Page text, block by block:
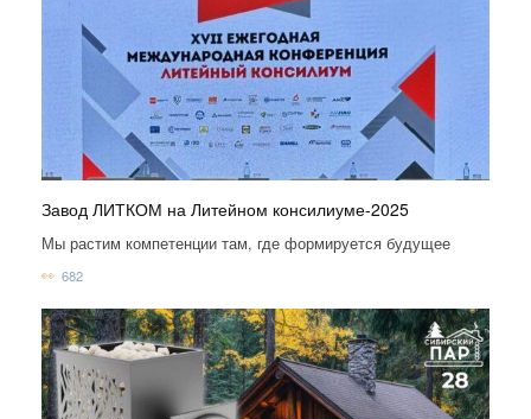
Завод ЛИТКОМ на Литейном консилиуме-2025
Мы растим компетенции там, где формируется будущее
682